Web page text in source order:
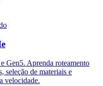
Gen5. Aprenda roteamento
seleção de materiais e
velocidade.